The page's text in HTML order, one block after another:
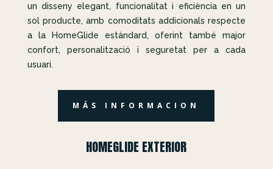
un disseny elegant, funcionalitat i eficiència en un
sol producte, amb comoditats addicionals respecte
a la HomeGlide estàndard, oferint també major
confort, personalització i seguretat per a cada
usuari.
MÁS INFORMACION
HOMEGLIDE EXTERIOR